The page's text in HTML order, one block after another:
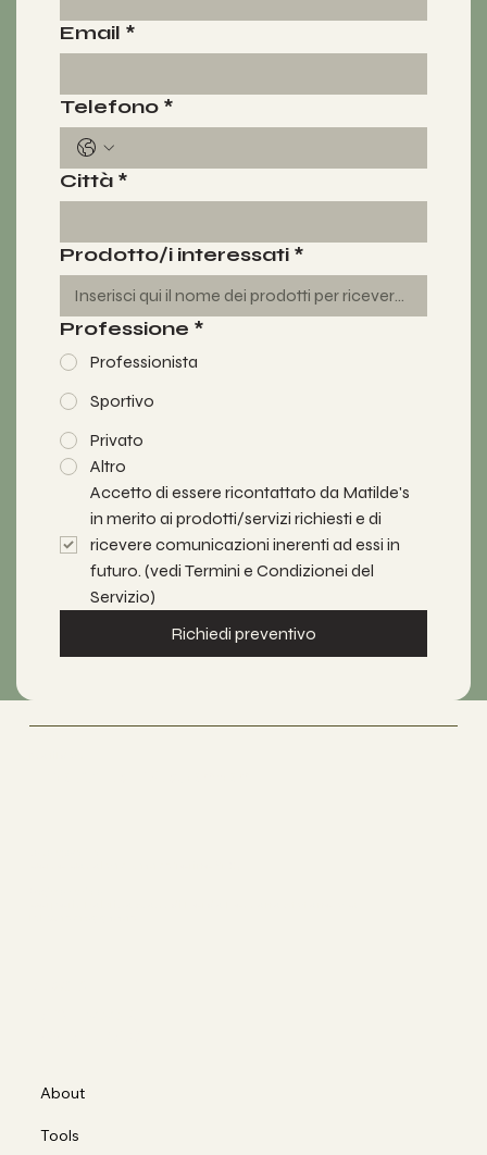
Email *
Telefono *
Città *
Prodotto/i interessati *
Professione *
Professionista
Sportivo
Privato
Altro
Accetto di essere ricontattato da Matilde's
in merito ai prodotti/servizi richiesti e di
ricevere comunicazioni inerenti ad essi in
futuro. (vedi Termini e Condizionei del
Servizio)
Richiedi preventivo
About
Tools